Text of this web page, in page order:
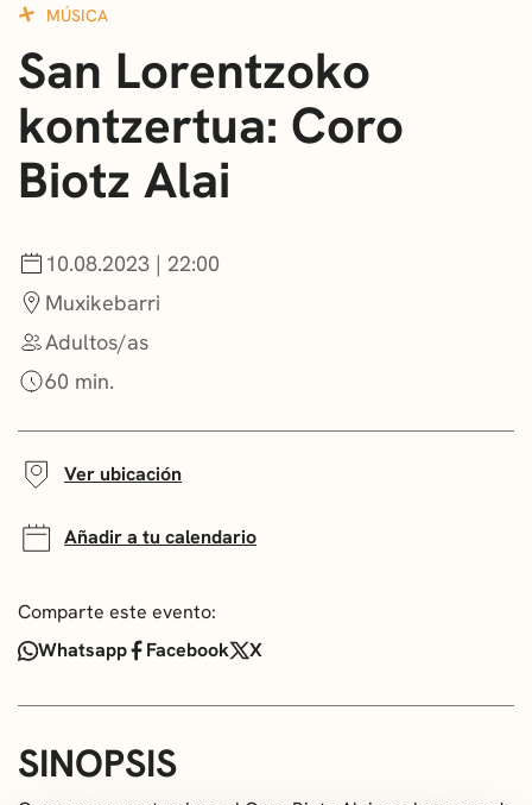
NOTICIAS
GETXO KULTURA
ASOCIACIONES CULTURALES
MÚSICA
San Lorentzoko
kontzertua: Coro
Biotz Alai
10.08.2023 | 22:00
Muxikebarri
Adultos/as
60 min.
Ver ubicación
Añadir a tu calendario
Comparte este evento:
Whatsapp
Facebook X
SINOPSIS